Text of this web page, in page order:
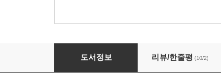
고양이 난로
도서정보 리뷰/한줄평 (10/2)